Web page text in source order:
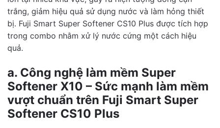
trắng, giảm hiệu quả sử dụng nước và làm hỏng thiết
bị. Fuji Smart Super Softener CS10 Plus được tích hợp
trong combo nhằm xử lý nước cứng một cách hiệu
quả.
a. Công nghệ làm mềm Super
Softener X10 – Sức mạnh làm mềm
vượt chuẩn trên Fuji Smart Super
Softener CS10 Plus